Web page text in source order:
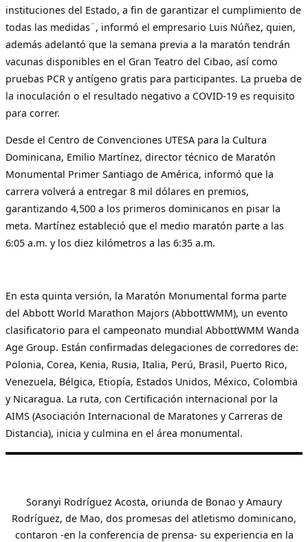
instituciones del Estado, a fin de garantizar el cumplimiento de
todas las medidas¨, informó el empresario Luis Núñez, quien,
además adelantó que la semana previa a la maratón tendrán
vacunas disponibles en el Gran Teatro del Cibao, así como
pruebas PCR y antígeno gratis para participantes. La prueba de
la inoculación o el resultado negativo a COVID-19 es requisito
para correr.
Desde el Centro de Convenciones UTESA para la Cultura
Dominicana, Emilio Martínez, director técnico de Maratón
Monumental Primer Santiago de América, informó que la
carrera volverá a entregar 8 mil dólares en premios,
garantizando 4,500 a los primeros dominicanos en pisar la
meta. Martínez estableció que el medio maratón parte a las
6:05 a.m. y los diez kilómetros a las 6:35 a.m.
En esta quinta versión, la Maratón Monumental forma parte
del Abbott World Marathon Majors (AbbottWMM), un evento
clasificatorio para el campeonato mundial AbbottWMM Wanda
Age Group. Están confirmadas delegaciones de corredores de:
Polonia, Corea, Kenia, Rusia, Italia, Perú, Brasil, Puerto Rico,
Venezuela, Bélgica, Etiopía, Estados Unidos, México, Colombia
y Nicaragua. La ruta, con Certificación internacional por la
AIMS (Asociación Internacional de Maratones y Carreras de
Distancia), inicia y culmina en el área monumental.
Soranyi Rodríguez Acosta, oriunda de Bonao y Amaury
Rodríguez, de Mao, dos promesas del atletismo dominicano,
contaron -en la conferencia de prensa- su experiencia en la